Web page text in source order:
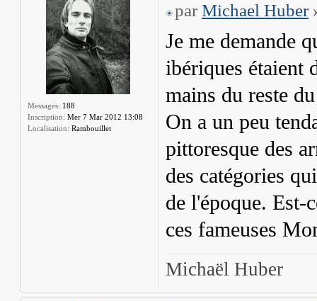
Messages: 188
Inscription: Mer 7 Mar 2012 13:08
Localisation: Rambouillet
par Michael Huber
Je me demande
ibériques étaient
mains du reste
On a un peu
pittoresque des
des catégories
de l'époque. Est-
ces fameuses
Michaël Huber